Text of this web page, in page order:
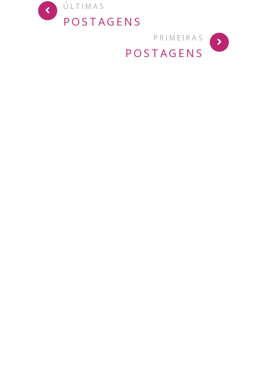
ÚLTIMAS
POSTAGENS
PRIMEIRAS
POSTAGENS